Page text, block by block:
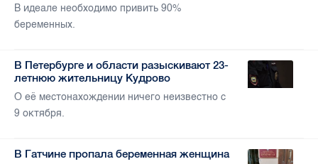
В идеале необходимо привить 90%
беременных.
В Петербурге и области разыскивают 23-
летнюю жительницу Кудрово
О её местонахождении ничего неизвестно с
9 октября.
В Гатчине пропала беременная женщина